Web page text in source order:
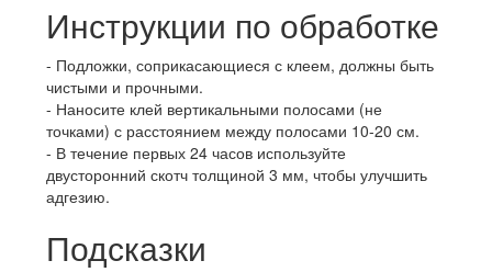
Инструкции по обработке
Подложки, соприкасающиеся с клеем, должны быть
чистыми и прочными.
Наносите клей вертикальными полосами (не
точками) с расстоянием между полосами 10-20 см.
В течение первых 24 часов используйте
двусторонний скотч толщиной 3 мм, чтобы улучшить
адгезию.
Подсказки